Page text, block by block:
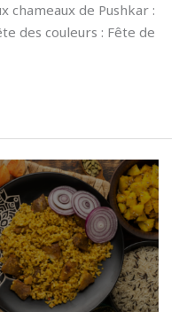
chameaux de Pushkar :
des couleurs : Fête de